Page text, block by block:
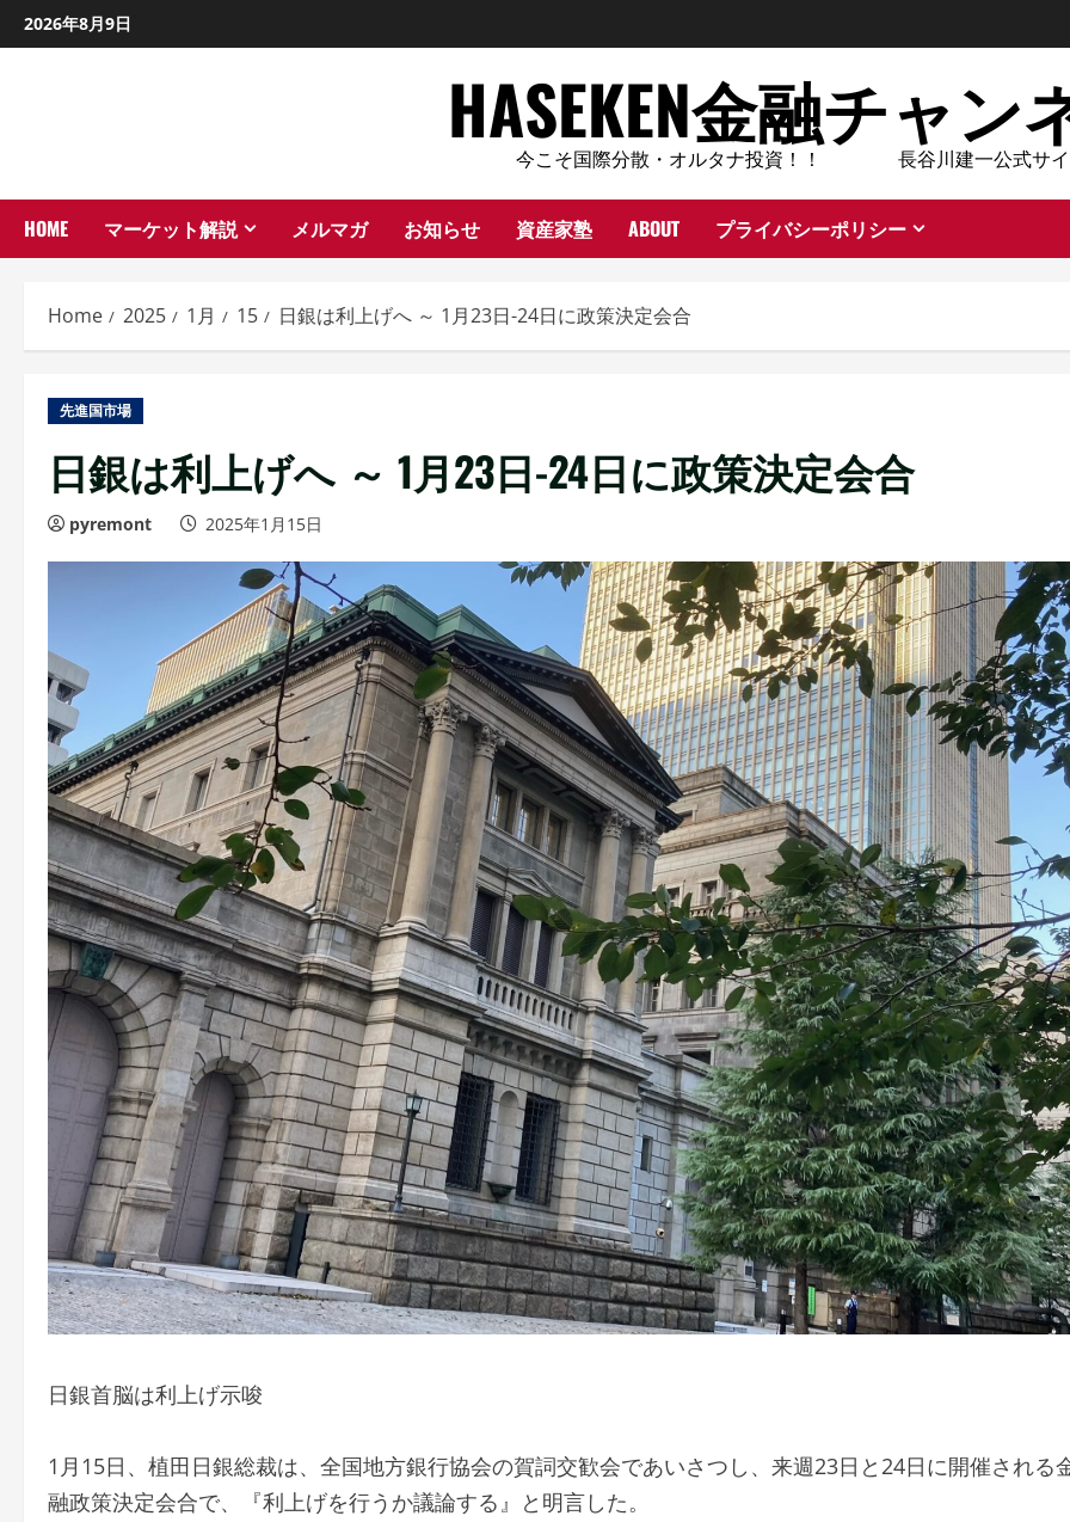
Skip
to
2026年8月9日
HASEKEN金融チャン
今こそ国際分散・オルタナ投資！！ 長谷川建一公式サ
HOME マーケット解説 メルマガ お知らせ 資産家塾 ABOUT プライバシーポリシー
Home 2025 1月 15 日銀は利上げへ ～ 1月23日-24日に政策決定会合
先進国市場
日銀は利上げへ ～ 1月23日-24日に政策決定会合
pyremont 2025年1月15日
日銀首脳は利上げ示唆
1月15日、植田日銀総裁は、全国地方銀行協会の賀詞交歓会であいさつし、来週23日と24日に開催される
融政策決定会合で、『利上げを行うか議論する』と明言した。